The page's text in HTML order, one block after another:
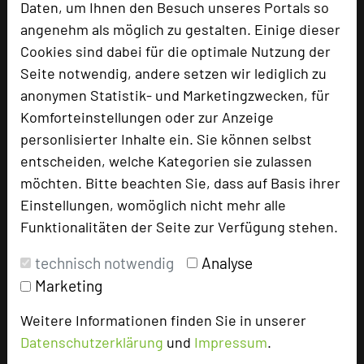
Daten, um Ihnen den Besuch unseres Portals so
angenehm als möglich zu gestalten. Einige dieser
Cookies sind dabei für die optimale Nutzung der
Seite notwendig, andere setzen wir lediglich zu
anonymen Statistik- und Marketingzwecken, für
Komforteinstellungen oder zur Anzeige
personlisierter Inhalte ein. Sie können selbst
entscheiden, welche Kategorien sie zulassen
möchten. Bitte beachten Sie, dass auf Basis ihrer
Einstellungen, womöglich nicht mehr alle
Funktionalitäten der Seite zur Verfügung stehen.
technisch notwendig
Analyse
Marketing
Weitere Informationen finden Sie in unserer
Datenschutzerklärung und Impressum.
Veranstaltungen durchzuführen, die der
Emotionalisierung von Beziehungen (zwischen
Menschen oder zwischen Menschen und Produkten
oder zwischen Menschen und Institutionen) dienen.
Neben den notwendigen räumlichen
Voraussetzungen – in Abhängigkeit von der Größe
des Events – bestehen hohe Ansprüche an
kooperierende Partner im Bereich Logistik und
Qualität. Die Gewährleistung eines reibungslosen
Service in allen Bereichen (Technik, Gastronomie)
Durchführung entweder im/am Haus selbst oder in
der näheren Umgebung.
... Kreativformate,wenn ein oder mehrere
Tagungsräume in ihrer Einrichtung, Ausstattung